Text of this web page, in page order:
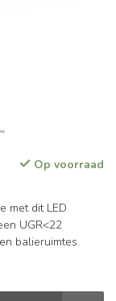
Op voorraad
met dit LED
UGR<22
balieruimtes.